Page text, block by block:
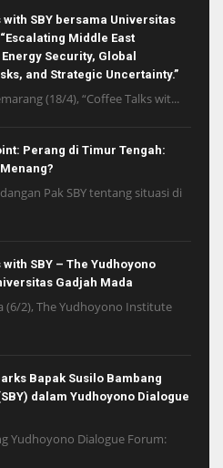
with SBY bersama Universitas
Middle East
Security, Global
and Strategic Uncertainty.”
(18/4), “Coffee Talks wit...
Perang di Timur Tengah:
Pak SBY tentang situasi di
SBY – The Yudhoyono
Gadjah Mada
(6/2), The Yudhoyono Institute
Bapak Susilo Bambang
dalam Yudhoyono Dialogue
Yudhoyono Dialogue Forum: